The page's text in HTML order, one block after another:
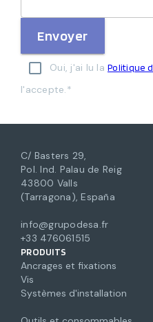
Envoyer
Oui, j'ai lu la Politique
l'accepte.*
C/ Basters 29,
Pol. Ind. Palau de Reig
43800 Valls
(Tarragona), España
info@grupodesa.fr
+33 476061515
PRODUITS
Ancrages et fixations
Vis
Systèmes d'installation